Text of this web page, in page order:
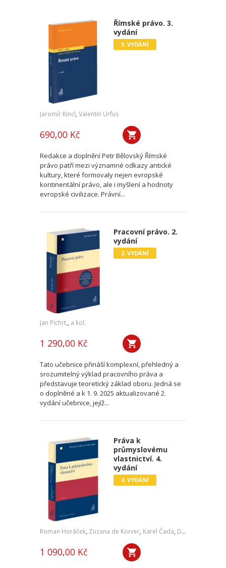
Římské právo. 3.
vydání
3. VYDÁNÍ
Jaromír Kincl, Valentin Urfus
690,00 Kč
Redakce a doplnění Petr Bělovský Římské
právo patří mezi významné odkazy antické
kultury, které formovaly nejen evropské
kontinentální právo, ale i myšlení a hodnoty
evropské civilizace. Právní...
Pracovní právo. 2.
vydání
2. VYDÁNÍ
Jan Pichrt,, a kol.
1 290,00 Kč
Tato učebnice přináší komplexní, přehledný a
srozumitelný výklad pracovního práva a
představuje teoretický základ oboru. Jedná se
o doplněné a k 1. 9. 2025 aktualizované 2.
vydání učebnice, jejíž...
Práva k
průmyslovému
vlastnictví. 4.
vydání
4. VYDÁNÍ
Roman Horáček, Zuzana de Korver, Karel Čada, Daniel Patěk
1 090,00 Kč